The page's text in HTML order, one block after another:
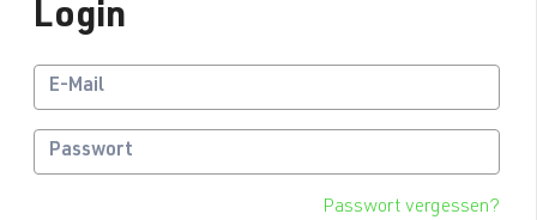
Login
Passwort vergessen?